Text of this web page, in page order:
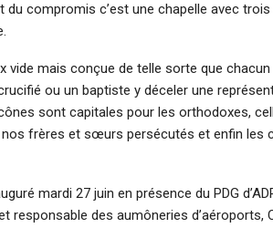
du compromis c’est une chapelle avec
vide mais conçue de telle sorte que
ou un baptiste y déceler une
sont capitales pour les orthodoxes,
nos frères et sœurs persécutés et enfin les
mardi 27 juin en présence du PDG
responsable des aumôneries d’aéroports,